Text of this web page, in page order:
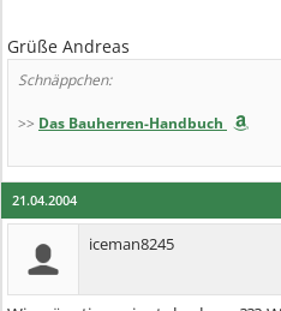
Grüße Andreas
Schnäppchen:
>> Das Bauherren-Handbuch
21.04.2004
iceman8245